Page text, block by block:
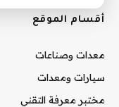
أقسام الموقع
معدات وصناعات
سيارات ومعدات
مختبر معرفة التقني